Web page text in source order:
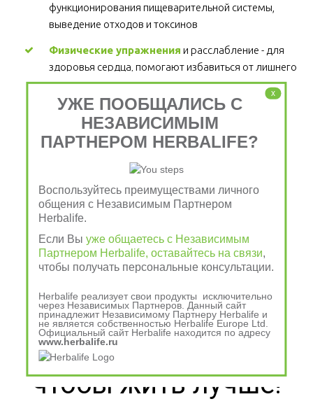
функционирования пищеварительной системы,
выведение отходов и токсинов
Физические упражнения и расслабление - для
здоровья сердца, помогают избавиться от лишнего
веса и стресса
Чтобы узнать больше о
продукции Herbalife
Nutrition, позвоните по
тел. 8-903-079-88-88, 8-
909-700-78-78
Питайтесь
сбалансированно,
чтобы жить лучше!
x
УЖЕ ПООБЩАЛИСЬ С
НЕЗАВИСИМЫМ
ПАРТНЕРОМ HERBALIFE?
Воспользуйтесь преимуществами личного
общения с Независимым Партнером
Herbalife.
Если Выуже общаетесь с Независимым
Партнером Herbalife, оставайтесь на связи,
чтобы получать персональные консультации.
Herbalife реализует свои продукты исключительно
через Независимых Партнеров. Данный сайт
принадлежит Независимому Партнеру Herbalife и
не является собственностью Herbalife Europe Ltd.
Официальный сайт Herbalife находится по адресу
www.herbalife.ru